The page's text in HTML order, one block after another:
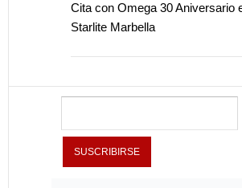
Cita con Omega 30 Aniversario
Starlite Marbella